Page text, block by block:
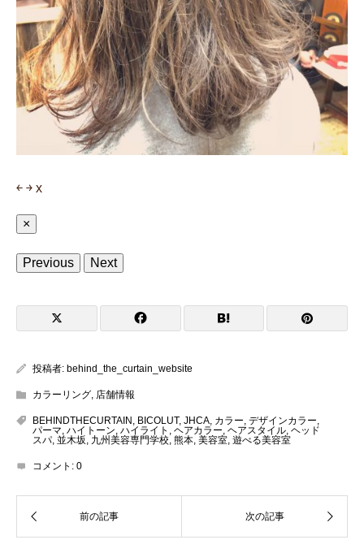
￩ ￫ x
×
Previous Next
投稿者: behind_the_curtain_website
カラーリング, 店舗情報
BEHINDTHECURTAIN , BICOLUT, JHCA, カラー, デザインカラー,
パーマ, ハイトーン, ハイライト , ヘアカラー, ヘアスタイル, ヘッド
スパ, 並木坂, 九州美容専門学校, 熊本, 美容室, 遊べる美容室
コメント: 0